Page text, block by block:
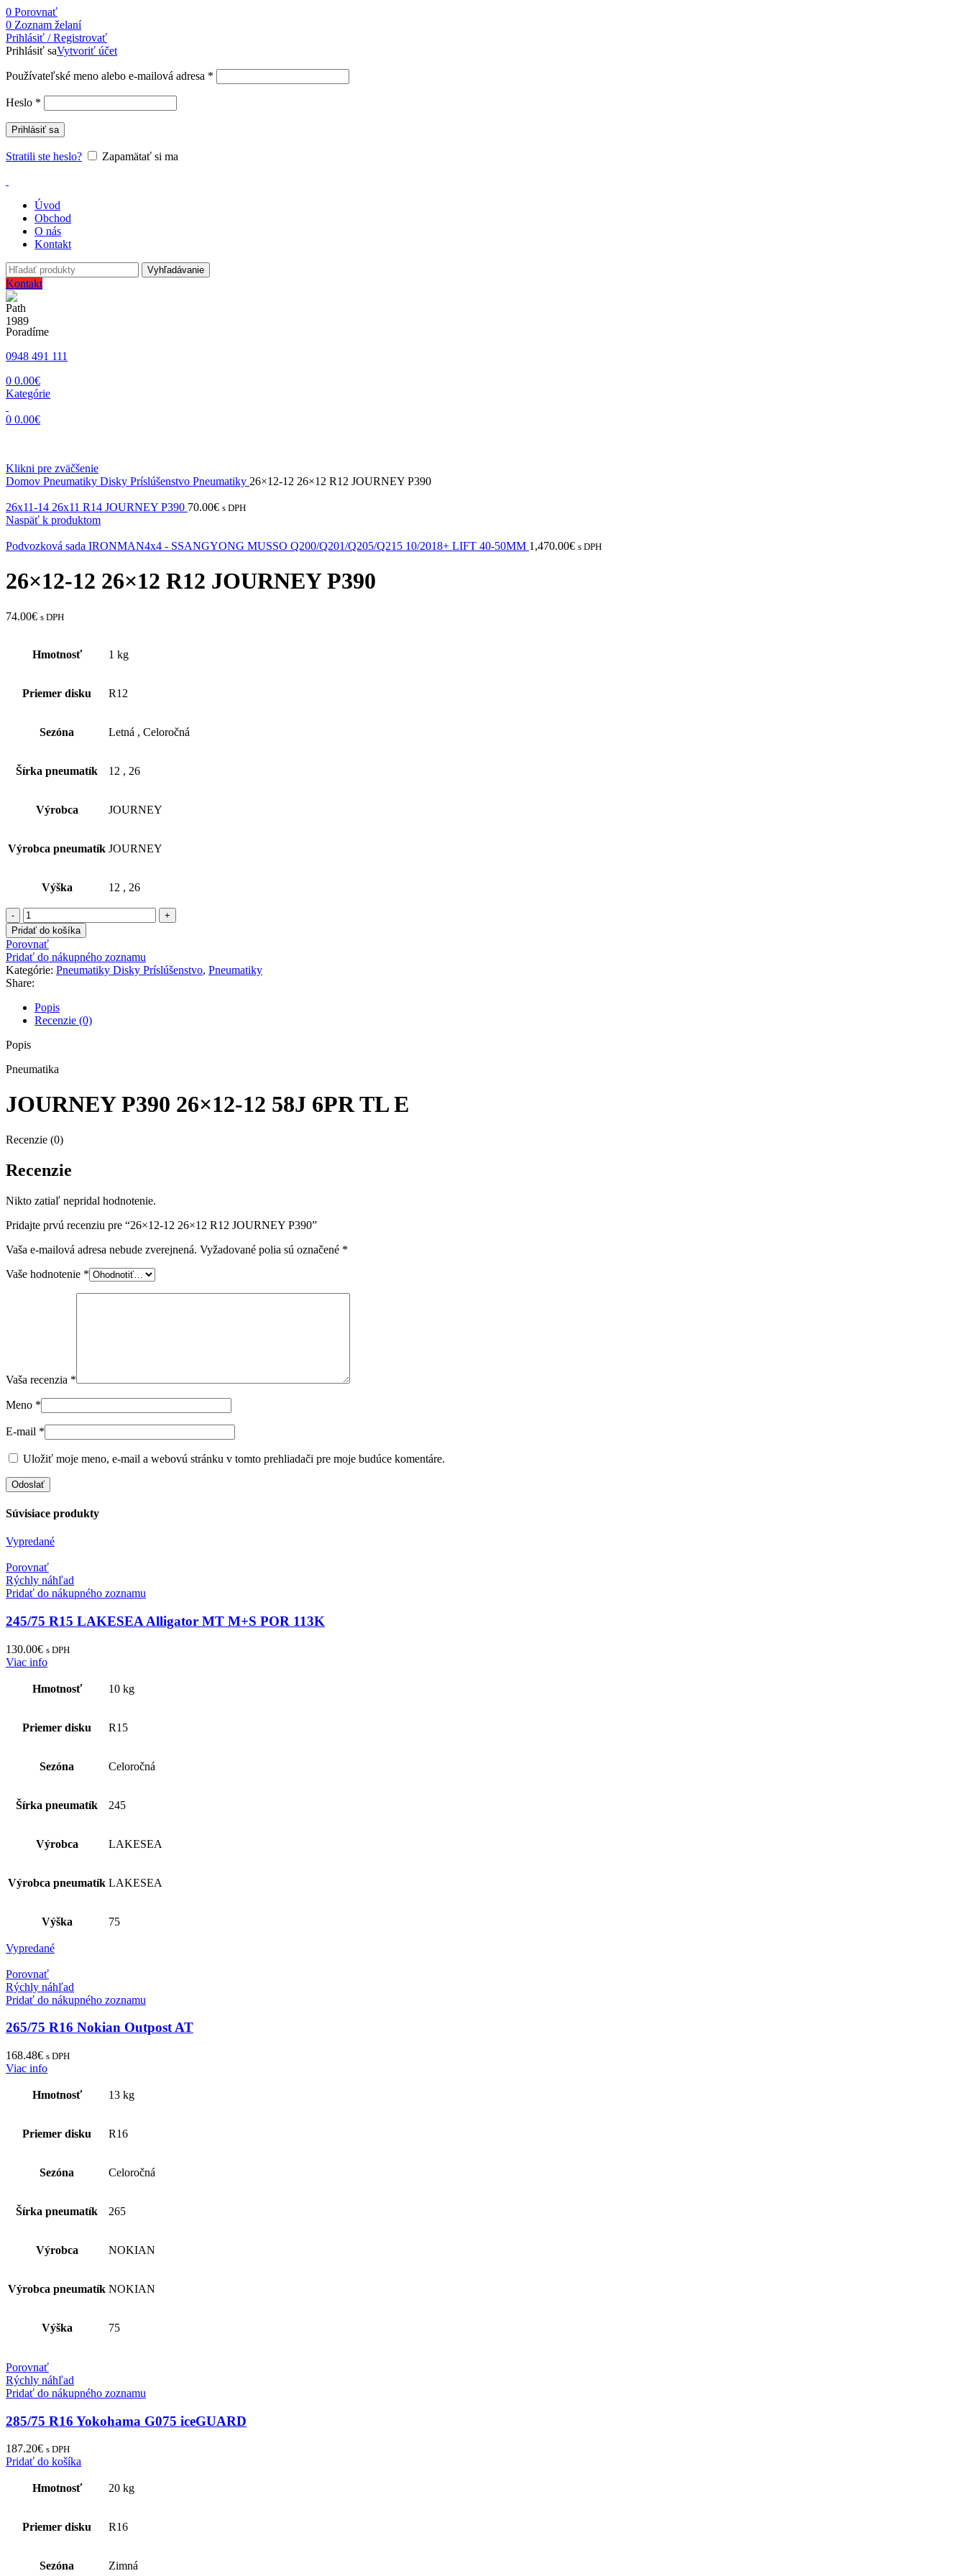
0 Porovnať
0 Zoznam želaní
Prihlásiť / Registrovať
Prihlásiť saVytvoriť účet
Používateľské meno alebo e-mailová adresa *
Heslo *
Prihlásiť sa
Stratili ste heslo? Zapamätať si ma
Úvod
Obchod
O nás
Kontakt
Vyhľadávanie
Kontakt
Poradíme
0948 491 111
0 0.00€
Kategórie
0 0.00€
Klikni pre zväčšenie
Domov Pneumatiky Disky Príslúšenstvo Pneumatiky 26×12-12 26×12 R12 JOURNEY P390
26x11-14 26x11 R14 JOURNEY P390 70.00€ s DPH
Naspäť k produktom
Podvozková sada IRONMAN4x4 - SSANGYONG MUSSO Q200/Q201/Q205/Q215 10/2018+ LIFT 40-50MM 1,470.00€ s DPH
26×12-12 26×12 R12 JOURNEY P390
74.00€ s DPH
Hmotnosť 1 kg
Priemer disku R12
Sezóna Letná , Celoročná
Šírka pneumatík 12 , 26
Výrobca JOURNEY
Výrobca pneumatík JOURNEY
Výška 12 , 26
množstvo
26x12-
12
26x12
R12
JOURNEY
P390
Pridať do košíka
Porovnať
Pridať do nákupného zoznamu
Kategórie: Pneumatiky Disky Príslúšenstvo, Pneumatiky
Share:
Popis
Recenzie (0)
Popis
Pneumatika
JOURNEY P390 26×12-12 58J 6PR TL E
Recenzie (0)
Recenzie
Nikto zatiaľ nepridal hodnotenie.
Pridajte prvú recenziu pre “26×12-12 26×12 R12 JOURNEY P390”
Vaša e-mailová adresa nebude zverejnená. Vyžadované polia sú označené *
Vaše hodnotenie *
Vaša recenzia *
Meno *
E-mail *
Uložiť moje meno, e-mail a webovú stránku v tomto prehliadači pre moje budúce komentáre.
Súvisiace produkty
Vypredané
Porovnať
Rýchly náhľad
Pridať do nákupného zoznamu
245/75 R15 LAKESEA Alligator MT M+S POR 113K
130.00€ s DPH
Viac info
Hmotnosť 10 kg
Priemer disku R15
Sezóna Celoročná
Šírka pneumatík 245
Výrobca LAKESEA
Výrobca pneumatík LAKESEA
Výška 75
Vypredané
Porovnať
Rýchly náhľad
Pridať do nákupného zoznamu
265/75 R16 Nokian Outpost AT
168.48€ s DPH
Viac info
Hmotnosť 13 kg
Priemer disku R16
Sezóna Celoročná
Šírka pneumatík 265
Výrobca NOKIAN
Výrobca pneumatík NOKIAN
Výška 75
Porovnať
Rýchly náhľad
Pridať do nákupného zoznamu
285/75 R16 Yokohama G075 iceGUARD
187.20€ s DPH
Pridať do košíka
Hmotnosť 20 kg
Priemer disku R16
Sezóna Zimná